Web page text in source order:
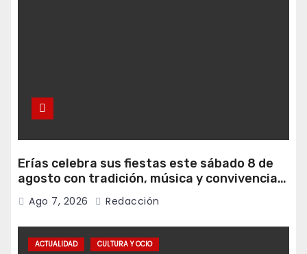
Erías celebra sus fiestas este sábado 8 de
agosto con tradición, música y convivencia
vecinal
Ago 7, 2026 Redacción
ACTUALIDAD CULTURA Y OCIO